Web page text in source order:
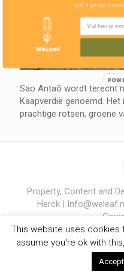
Sao Antaõ wordt terecht
Kaapverdië genoemd.
prachtige rotsen, groene
Property, Content and
Herck |
This website uses cookies
assume you're ok with
Accept
you'll get our